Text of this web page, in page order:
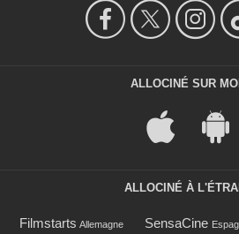
ALLOCINÉ SUR
ALLOCINÉ À
Filmstarts Allemagne SensaCine